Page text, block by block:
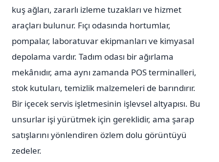
kuş ağları, zararlı izleme tuzakları ve hizmet
araçları bulunur. Fıçı odasında hortumlar,
pompalar, laboratuvar ekipmanları ve kimyasal
depolama vardır. Tadım odası bir ağırlama
mekânıdır, ama aynı zamanda POS terminalleri,
stok kutuları, temizlik malzemeleri de barındırır.
Bir içecek servis işletmesinin işlevsel altyapısı. Bu
unsurlar işi yürütmek için gereklidir, ama şarap
satışlarını yönlendiren özlem dolu görüntüyü
zedeler.